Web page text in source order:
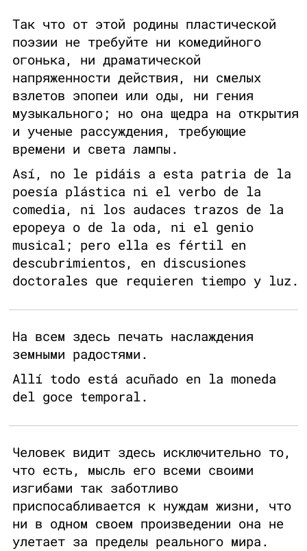
Так что от этой родины пластической
поэзии не требуйте ни комедийного
огонька, ни драматической
напряженности действия, ни смелых
взлетов эпопеи или оды, ни гения
музыкального; но она щедра на открытия
и ученые рассуждения, требующие
времени и света лампы.
Así, no le pidáis a esta patria de la
poesía plástica ni el verbo de la
comedia, ni los audaces trazos de la
epopeya o de la oda, ni el genio
musical; pero ella es fértil en
descubrimientos, en discusiones
doctorales que requieren tiempo y luz.
На всем здесь печать наслаждения
земными радостями.
Allí todo está acuñado en la moneda
del goce temporal.
Человек видит здесь исключительно то,
что есть, мысль его всеми своими
изгибами так заботливо
приспосабливается к нуждам жизни, что
ни в одном своем произведении она не
улетает за пределы реального мира.